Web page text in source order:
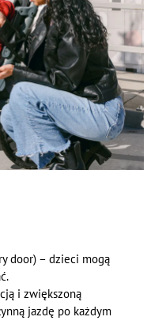
door) – dzieci mogą
i zwiększoną
jazdę po każdym